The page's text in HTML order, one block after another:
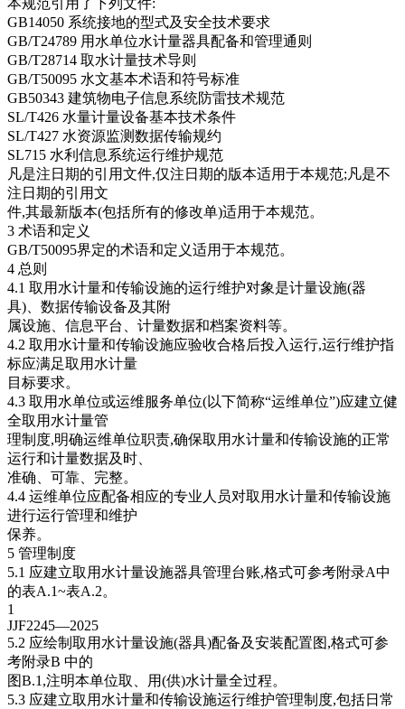
本规范引用了下列文件:
GB14050 系统接地的型式及安全技术要求
GB/T24789 用水单位水计量器具配备和管理通则
GB/T28714 取水计量技术导则
GB/T50095 水文基本术语和符号标准
GB50343 建筑物电子信息系统防雷技术规范
SL/T426 水量计量设备基本技术条件
SL/T427 水资源监测数据传输规约
SL715 水利信息系统运行维护规范
凡是注日期的引用文件,仅注日期的版本适用于本规范;凡是不
注日期的引用文
件,其最新版本(包括所有的修改单)适用于本规范。
3 术语和定义
GB/T50095界定的术语和定义适用于本规范。
4 总则
4.1 取用水计量和传输设施的运行维护对象是计量设施(器
具)、数据传输设备及其附
属设施、信息平台、计量数据和档案资料等。
4.2 取用水计量和传输设施应验收合格后投入运行,运行维护指
标应满足取用水计量
目标要求。
4.3 取用水单位或运维服务单位(以下简称“运维单位”)应建立健
全取用水计量管
理制度,明确运维单位职责,确保取用水计量和传输设施的正常
运行和计量数据及时、
准确、可靠、完整。
4.4 运维单位应配备相应的专业人员对取用水计量和传输设施
进行运行管理和维护
保养。
5 管理制度
5.1 应建立取用水计量设施器具管理台账,格式可参考附录A中
的表A.1~表A.2。
1
JJF2245—2025
5.2 应绘制取用水计量设施(器具)配备及安装配置图,格式可参
考附录B 中的
图B.1,注明本单位取、用(供)水计量全过程。
5.3 应建立取用水计量和传输设施运行维护管理制度,包括日常